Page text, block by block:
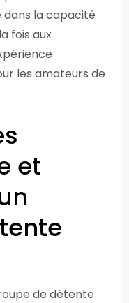
dans la capacité
fois aux
les amateurs de
et
de détente